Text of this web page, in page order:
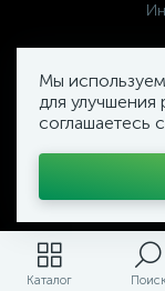
Каталог
Мы
для улучшения
соглашаетесь с
Политика